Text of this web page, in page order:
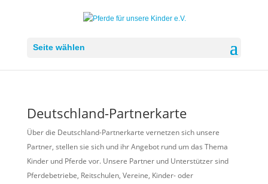
Seite wählen
Deutschland-Partnerkarte
Über die Deutschland-Partnerkarte vernetzen sich unsere
Partner, stellen sie sich und ihr Angebot rund um das Thema
Kinder und Pferde vor. Unsere Partner und Unterstützer sind
Pferdebetriebe, Reitschulen, Vereine, Kinder- oder